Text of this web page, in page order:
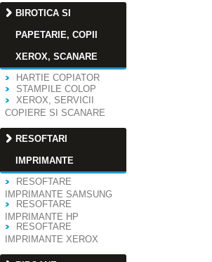
BIROTICA SI
PAPETARIE, COPII
XEROX, SCANARE
HARTIE COPIATOR
STAMPILE COLOP
XEROX, SERVICII
COPIERE SI SCANARE
RESOFTARI
IMPRIMANTE
RESOFTARE
IMPRIMANTE SAMSUNG
RESOFTARE
IMPRIMANTE HP
RESOFTARE
IMPRIMANTE XEROX